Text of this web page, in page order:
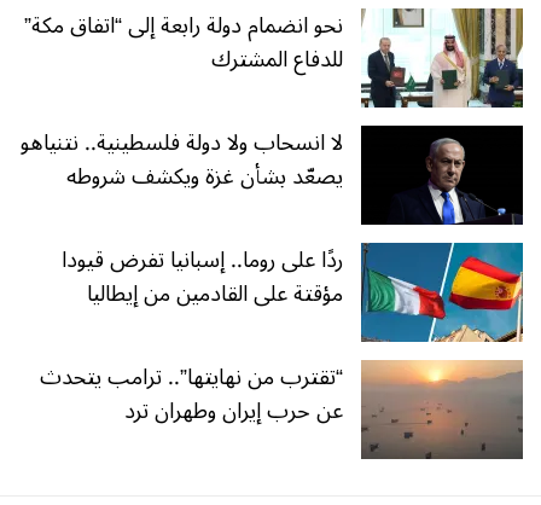
نحو انضمام دولة رابعة إلى “اتفاق مكة”
للدفاع المشترك
لا انسحاب ولا دولة فلسطينية.. نتنياهو
يصعّد بشأن غزة ويكشف شروطه
ردًا على روما.. إسبانيا تفرض قيودا
مؤقتة على القادمين من إيطاليا
“تقترب من نهايتها”.. ترامب يتحدث
عن حرب إيران وطهران ترد